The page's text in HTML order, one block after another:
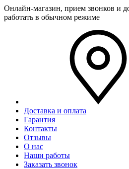
Онлайн-магазин, прием звонков и
работать в обычном режиме
Доставка и оплата
Гарантия
Контакты
Отзывы
О нас
Наши работы
Заказать звонок